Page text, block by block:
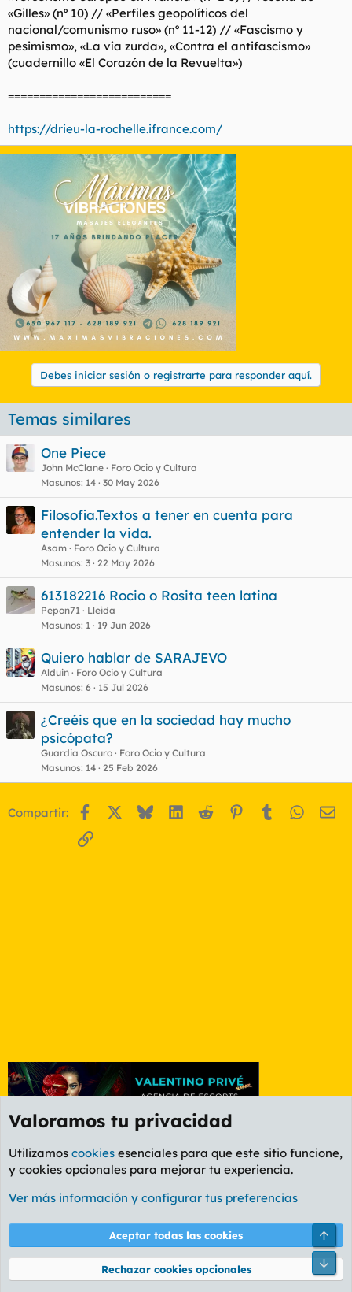
«Gilles» (nº 10) // «Perfiles geopolíticos del
nacional/comunismo ruso» (nº 11-12) // «Fascismo y
pesimismo», «La vía zurda», «Contra el antifascismo»
(cuadernillo «El Corazón de la Revuelta»)
==========================
https://drieu-la-rochelle.ifrance.com/
Debes iniciar sesión o registrarte para responder aquí.
Temas similares
One Piece
John McClane
Foro Ocio y Cultura
Masunos 14 30 May 2026
Filosofia.Textos a tener en cuenta para
entender la vida.
Asam
Foro Ocio y Cultura
Masunos 3 22 May 2026
613182216 Rocio o Rosita teen latina
Pepon71
Lleida
Masunos 1 19 Jun 2026
Quiero hablar de SARAJEVO
Alduin
Foro Ocio y Cultura
Masunos 6 15 Jul 2026
¿Creéis que en la sociedad hay mucho
psicópata?
Guardia Oscuro
Foro Ocio y Cultura
Masunos 14 25 Feb 2026
Compartir: Facebook BlueskyLinkedIn
Reddit Pinterest
Tumblr
Enlace
Foro Ocio y Cultura
Cookies
PL OLDSTYLE AMARILLO
Términos y reglas Política de privacidad Ayuda
Community platform by XenForo® © 2010-2026 XenForo Ltd.
Valoramos tu privacidad
Utilizamos cookies esenciales para que este sitio funcione,
y cookies opcionales para mejorar tu experiencia.
Ver más información y configurar tus preferencias
Aceptar todas las cookies
Rechazar cookies opcionales
Pie